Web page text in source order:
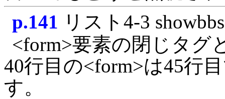
p.141 リスト4-3
<form>要素の閉じタグ
40行目の<form>は45行
す。